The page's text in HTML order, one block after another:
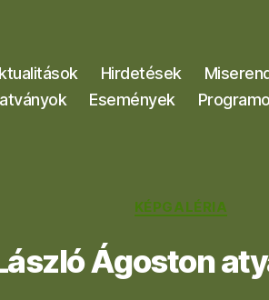
Hirdetések
Események
Kategóriák
KÉPGALÉRIA
Ágoston